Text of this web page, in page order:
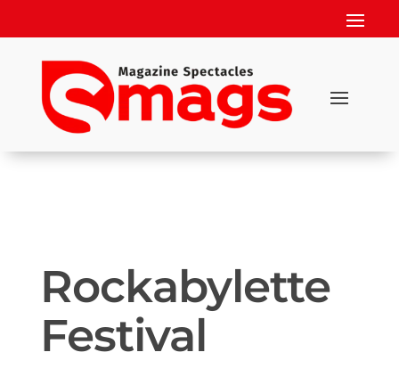
Rockabylette
Festival